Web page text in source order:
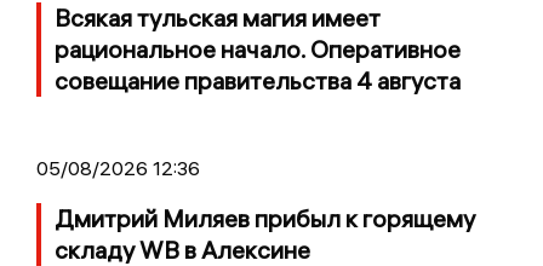
Всякая тульская магия имеет
рациональное начало. Оперативное
совещание правительства 4 августа
05/08/2026 12:36
Дмитрий Миляев прибыл к горящему
складу WB в Алексине